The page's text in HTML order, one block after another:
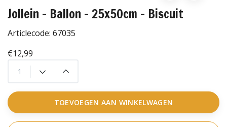
Jollein - Ballon - 25x50cm - Biscuit
Articlecode: 67035
€12,99
TOEVOEGEN AAN WINKELWAGEN